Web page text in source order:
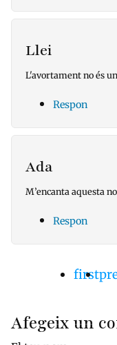
Llei
L'avortament no és
Respon
Ada
M’encanta aquesta
Respon
Paginaciófirst
Afegeix un